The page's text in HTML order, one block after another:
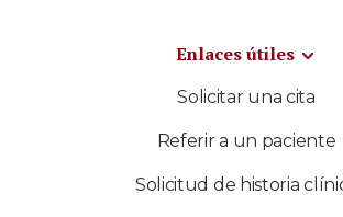
Enlaces útiles
Solicitar una cita
Referir a un paciente
Solicitud de historia